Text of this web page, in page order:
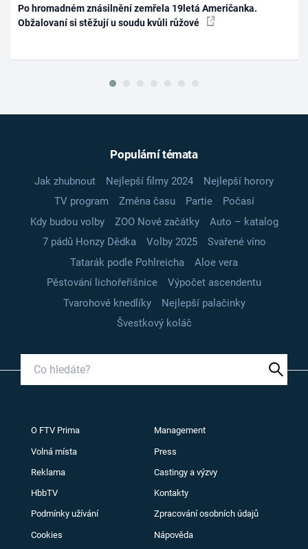
Po hromadném znásilnění zemřela 19letá Američanka.
Obžalovaní si stěžují u soudu kvůli růžové
Populární témata
Jak zhubnout Nejlepší filmy 2024
Nejlepší horory
TV program
Změna času Partie
Počasí
Kdy budou volby
ZOO Nové začátky
Auto – katalog
7 pádů Honzy Dědka
Volby 2025
Svařené víno
Tatarák podle Pohlreicha
Aloe vera
Pěstování lichořeřišnice
Výpočet ascendentu
Tvarohové knedlíky
Nejlepší palačinky
Švestkový koláč
O FTV Prima Management
Volná místa Press
Reklama Castingy a výzvy
HbbTV Kontakty
Podmínky užívání Zpracování osobních údajů
Cookies Nápověda